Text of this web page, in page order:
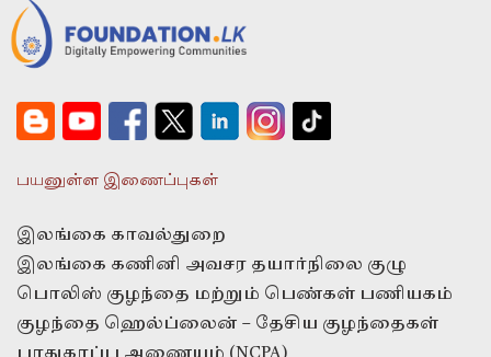
பயனுள்ள இணைப்புகள்
இலங்கை காவல்துறை
இலங்கை கணினி அவசர தயார்நிலை குழு
பொலிஸ் குழந்தை மற்றும் பெண்கள் பணியகம்
குழந்தை ஹெல்ப்லைன் – தேசிய குழந்தைகள்